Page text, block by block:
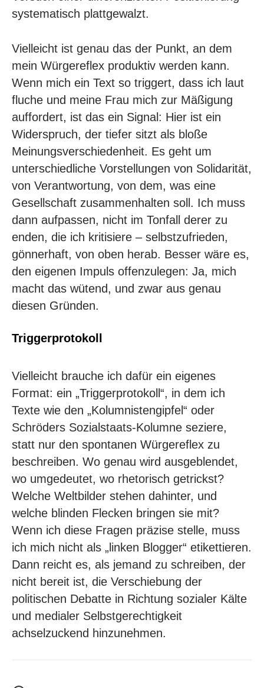
systematisch plattgewalzt.
Vielleicht ist genau das der Punkt, an dem
mein Würgereflex produktiv werden kann.
Wenn mich ein Text so triggert, dass ich laut
fluche und meine Frau mich zur Mäßigung
auffordert, ist das ein Signal: Hier ist ein
Widerspruch, der tiefer sitzt als bloße
Meinungsverschiedenheit. Es geht um
unterschiedliche Vorstellungen von Solidarität,
von Verantwortung, von dem, was eine
Gesellschaft zusammenhalten soll. Ich muss
dann aufpassen, nicht im Tonfall derer zu
enden, die ich kritisiere – selbstzufrieden,
gönnerhaft, von oben herab. Besser wäre es,
den eigenen Impuls offenzulegen: Ja, mich
macht das wütend, und zwar aus genau
diesen Gründen.
Triggerprotokoll
Vielleicht brauche ich dafür ein eigenes
Format: ein „Triggerprotokoll“, in dem ich
Texte wie den „Kolumnistengipfel“ oder
Schröders Sozialstaats-Kolumne seziere,
statt nur den spontanen Würgereflex zu
beschreiben. Wo genau wird ausgeblendet,
wo umgedeutet, wo rhetorisch getrickst?
Welche Weltbilder stehen dahinter, und
welche blinden Flecken bringen sie mit?
Wenn ich diese Fragen präzise stelle, muss
ich mich nicht als „linken Blogger“ etikettieren.
Dann reicht es, als jemand zu schreiben, der
nicht bereit ist, die Verschiebung der
politischen Debatte in Richtung sozialer Kälte
und medialer Selbstgerechtigkeit
achselzuckend hinzunehmen.